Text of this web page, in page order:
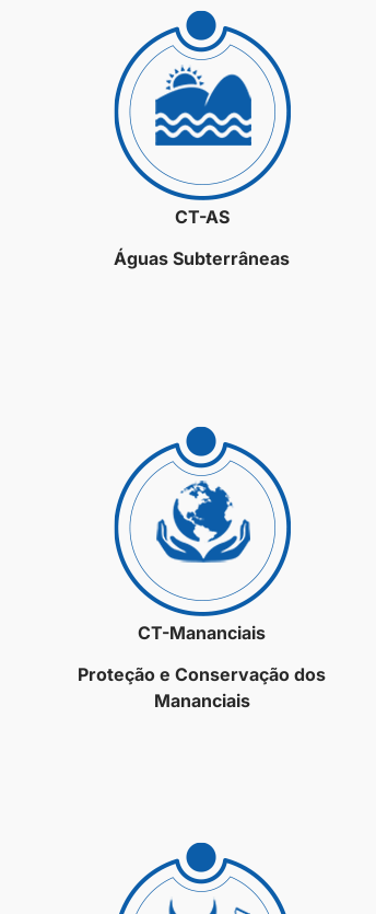
CT-AS
Águas Subterrâneas
CT-Mananciais
Proteção e Conservação dos
Mananciais